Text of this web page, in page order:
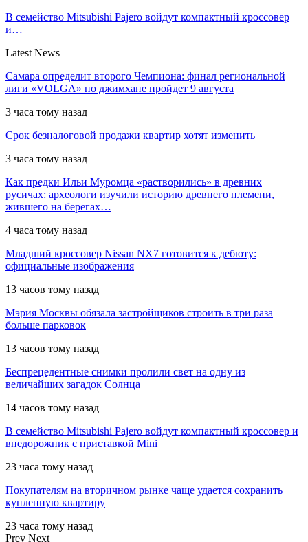
В семейство Mitsubishi Pajero войдут компактный кроссовер
и…
Latest News
Самара определит второго Чемпиона: финал региональной
лиги «VOLGA» по джимхане пройдет 9 августа
3 часа тому назад
Срок безналоговой продажи квартир хотят изменить
3 часа тому назад
Как предки Ильи Муромца «растворились» в древних
русичах: археологи изучили историю древнего племени,
жившего на берегах…
4 часа тому назад
Младший кроссовер Nissan NX7 готовится к дебюту:
официальные изображения
13 часов тому назад
Мэрия Москвы обязала застройщиков строить в три раза
больше парковок
13 часов тому назад
Беспрецедентные снимки пролили свет на одну из
величайших загадок Солнца
14 часов тому назад
В семейство Mitsubishi Pajero войдут компактный кроссовер и
внедорожник с приставкой Mini
23 часа тому назад
Покупателям на вторичном рынке чаще удается сохранить
купленную квартиру
23 часа тому назад
Prev Next